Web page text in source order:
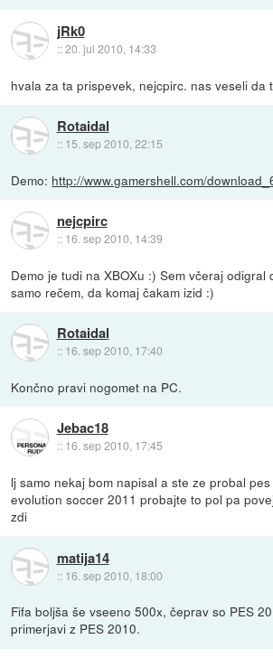
jRk0
::20. jul 2010, 14:33
hvala za ta prispevek, nejcpirc. nas veseli da
Rotaidal
:: 15. sep 2010, 22:15
Demo: http://www.gamershell.com/
nejcpirc
:: 16. sep 2010, 14:39
Demo je tudi na XBOXu :) Sem včeraj odigral
samo rečem, da komaj čakam izid :)
Rotaidal
:: 16. sep 2010, 17:40
Končno pravi nogomet na PC.
Jebac18
:: 16. sep 2010, 17:45
lj samo nekaj bom napisal a ste ze probal
evolution soccer 2011 probajte to pol pa
zdi
matija14
:: 16. sep 2010, 18:00
Fifa boljša še vseeno 500x, čeprav so PES
primerjavi z PES 2010.